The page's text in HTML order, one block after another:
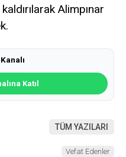
Alimpınar
Katıl
TÜM YAZILARI
Vefat Edenler